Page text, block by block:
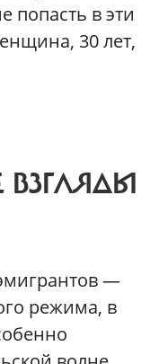
попасть в эти
30 лет,
—
режима, в